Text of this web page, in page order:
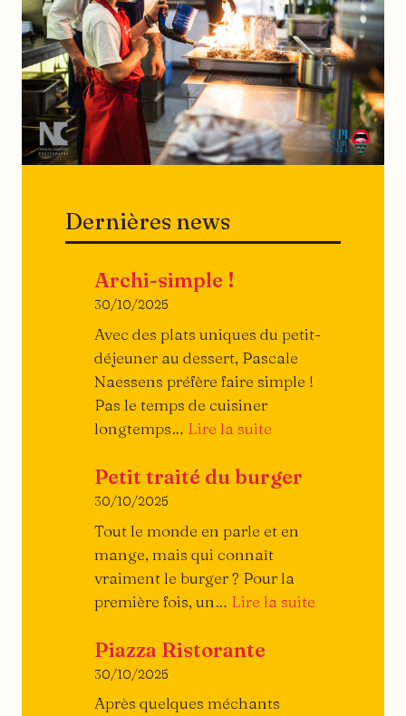
Dernières news
Archi-simple !
30/10/2025
Avec des plats uniques du petit-
déjeuner au dessert, Pascale
Naessens préfère faire simple !
Pas le temps de cuisiner
longtemps… Lire la suite
simple
Petit traité du burger
30/10/2025
Tout le monde en parle et en
mange, mais qui connaît
vraiment le burger ? Pour la
première fois, un… Lire la suite
Piazza Ristorante
30/10/2025
Après quelques méchants